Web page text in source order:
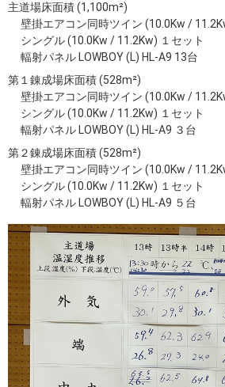
主道場床面積 (1,100m²)
壁掛エアコン同時ツイン (10.0Kw /
シングル (10.0Kw / 11.2Kw) １セット
輻射パネル LOWBOY (L) HL-A9 13台
第１錬成場床面積 (528m²)
壁掛エアコン同時ツイン (10.0Kw /
シングル (10.0Kw / 11.2Kw) １セット
輻射パネル LOWBOY (L) HL-A9 ３台
第２錬成場床面積 (528m²)
壁掛エアコン同時ツイン (10.0Kw /
シングル (10.0Kw / 11.2Kw) １セット
輻射パネル LOWBOY (L) HL-A9 ５台